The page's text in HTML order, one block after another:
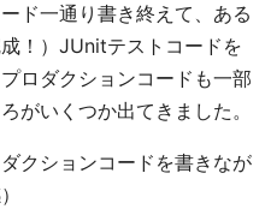
ド一通り書き終えて、ある
！）JUnitテストコードを
ロダクションコードも一部
がいくつか出てきました。
クションコードを書きなが